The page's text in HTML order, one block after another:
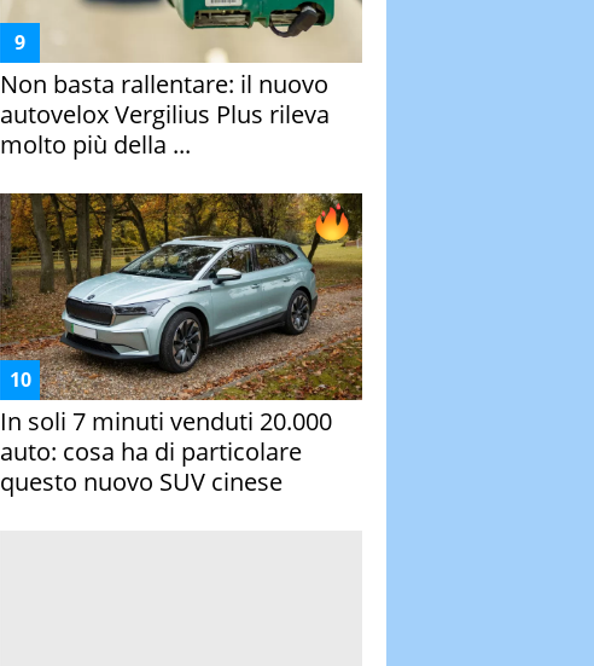
Non basta rallentare: il nuovo
autovelox Vergilius Plus rileva
molto più della ...
In soli 7 minuti venduti 20.000
auto: cosa ha di particolare
questo nuovo SUV cinese